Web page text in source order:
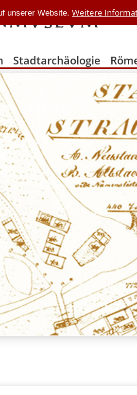
Stadtarchäologie
unserer Website. Weitere